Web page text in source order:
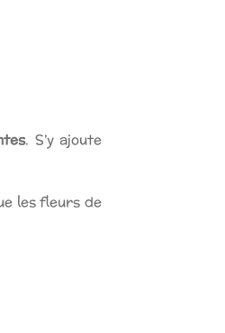
. S’y ajoute
les fleurs de